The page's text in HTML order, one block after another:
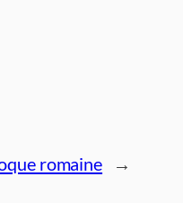
romaine →